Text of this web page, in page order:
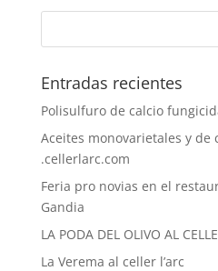
Entradas recientes
Polisulfuro de calcio
Aceites monovarietales y de
.cellerlarc.com
Feria pro novias en el
Gandia
LA PODA DEL OLIVO AL
La Verema al celler l’arc